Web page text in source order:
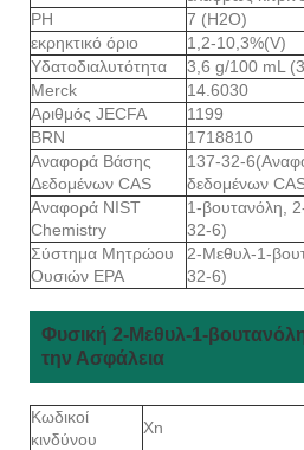
PH
7 (H2O)
εκρηκτικό όριο
1,2-10,3%(V)
Υδατοδιαλυτότητα
3,6 g/100 mL
Merck
14.6030
Αριθμός JECFA
1199
BRN
1718810
Αναφορά Βάσης
Δεδομένων CAS
137-32-
δεδομένων
Αναφορά NIST
Chemistry
1-βουτανόλη,
32-6)
Σύστημα Μητρώου
Ουσιών EPA
2-Μεθυλ-1-
32-6)
Φυσική 2-Μεθυλ-1-
την Ασφάλεια
Κωδικοί
κινδύνου
Xn